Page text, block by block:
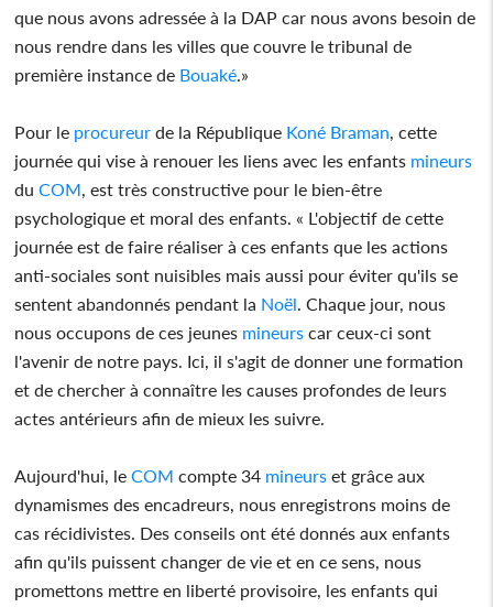
que nous avons adressée à la DAP car nous avons besoin de
nous rendre dans les villes que couvre le tribunal de
première instance de Bouaké.»
Pour le procureur de la République Koné Braman, cette
journée qui vise à renouer les liens avec les enfants mineurs
du COM, est très constructive pour le bien-être
psychologique et moral des enfants. « L'objectif de cette
journée est de faire réaliser à ces enfants que les actions
anti-sociales sont nuisibles mais aussi pour éviter qu'ils se
sentent abandonnés pendant la Noël. Chaque jour, nous
nous occupons de ces jeunes mineurs car ceux-ci sont
l'avenir de notre pays. Ici, il s'agit de donner une formation
et de chercher à connaître les causes profondes de leurs
actes antérieurs afin de mieux les suivre.
Aujourd'hui, le COM compte 34 mineurs et grâce aux
dynamismes des encadreurs, nous enregistrons moins de
cas récidivistes. Des conseils ont été donnés aux enfants
afin qu'ils puissent changer de vie et en ce sens, nous
promettons mettre en liberté provisoire, les enfants qui